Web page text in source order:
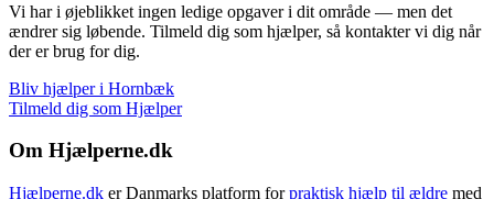
Vi har i øjeblikket ingen ledige opgaver i dit område — men det
ændrer sig løbende. Tilmeld dig som hjælper, så kontakter vi dig når
der er brug for dig.
Bliv hjælper i Hornbæk
Tilmeld dig som Hjælper
Om Hjælperne.dk
Hjælperne.dk er Danmarks platform forpraktisk hjælp til ældre med